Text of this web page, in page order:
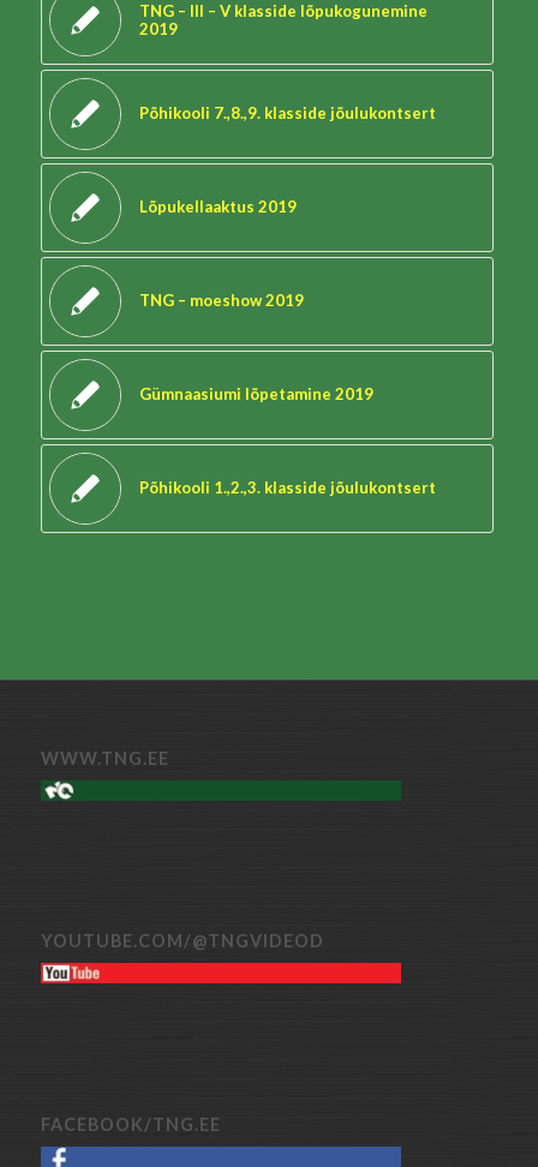
TNG – III – V klasside lõpukogunemine
2019
Põhikooli 7.,8.,9. klasside jõulukontsert
Lõpukellaaktus 2019
TNG – moeshow 2019
Gümnaasiumi lõpetamine 2019
Põhikooli 1.,2.,3. klasside jõulukontsert
WWW.TNG.EE
YOUTUBE.COM/@TNGVIDEOD
FACEBOOK/TNG.EE